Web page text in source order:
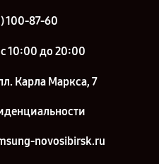
100-87-60
10:00 до 20:00
Карла Маркса, 7
novosibirsk.ru